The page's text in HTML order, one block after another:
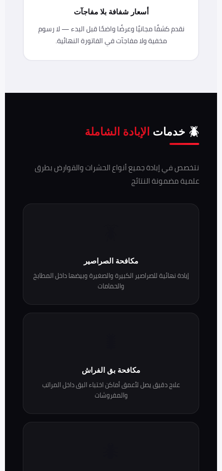
أسعار شفافة بلا مفاجآت
نقدم كشفًا مجانيًا وعرضًا واضحًا قبل البدء — لا رسوم
مخفية ولا مفاجآت في الفاتورة النهائية.
🪲 خدمات الإبادة الشاملة
نتخصص في إبادة جميع أنواع الحشرات والقوارض بطرق
علمية مضمونة النتائج
مكافحة الصراصير
إبادة نهائية للصراصير الكبيرة والصغيرة وبيضها داخل المطابخ
والحمامات
مكافحة بق الفراش
علاج دقيق يصل لأعمق أماكن اختباء البق داخل المراتب
والمفروشات